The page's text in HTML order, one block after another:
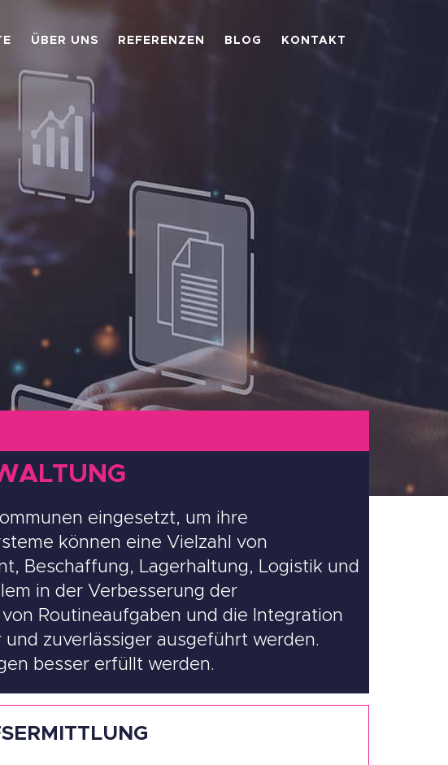
ÜBER UNS REFERENZEN BLOG KONTAKT
eingesetzt, um ihre
können eine Vielzahl von
Beschaffung, Lagerhaltung, Logistik und
in der Verbesserung der
Routineaufgaben und die Integration
zuverlässiger ausgeführt werden.
besser erfüllt werden.